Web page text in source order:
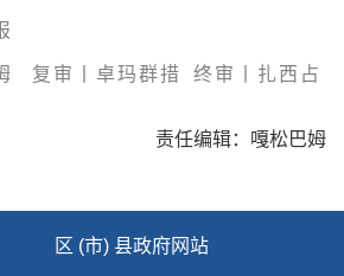
复审丨卓玛群措 终审丨扎西占
责任编辑：嘎松巴姆
区 (市) 县政府网站